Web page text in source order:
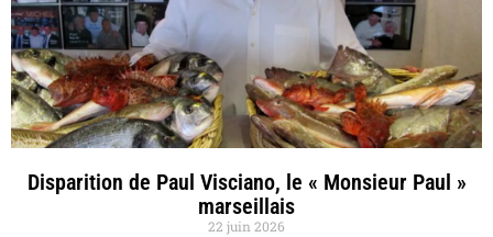
Disparition de Paul Visciano, le « Monsieur Paul »
marseillais
22 juin 2026